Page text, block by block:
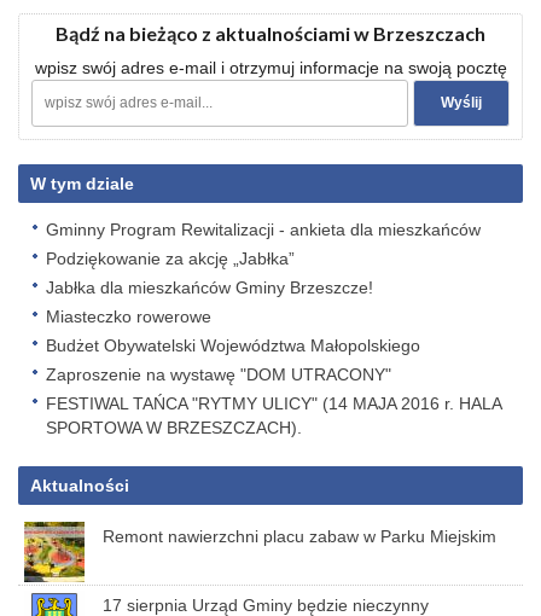
Bądź na bieżąco z aktualnościami w Brzeszczach
wpisz swój adres e-mail i otrzymuj informacje na swoją pocztę
W tym dziale
Gminny Program Rewitalizacji - ankieta dla mieszkańców
Podziękowanie za akcję „Jabłka”
Jabłka dla mieszkańców Gminy Brzeszcze!
Miasteczko rowerowe
Budżet Obywatelski Województwa Małopolskiego
Zaproszenie na wystawę "DOM UTRACONY"
FESTIWAL TAŃCA "RYTMY ULICY" (14 MAJA 2016 r. HALA
SPORTOWA W BRZESZCZACH).
Aktualności
Remont nawierzchni placu zabaw w Parku Miejskim
17 sierpnia Urząd Gminy będzie nieczynny